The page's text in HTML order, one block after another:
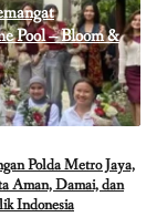
Pool – Bloom &
Polda Metro Jaya,
Aman, Damai, dan
Indonesia